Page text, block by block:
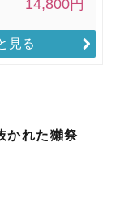
見る
かれた獺祭